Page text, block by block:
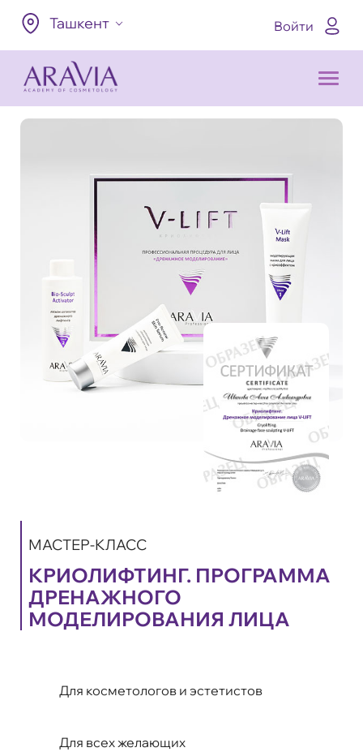
Ташкент Войти
МАСТЕР-КЛАСС
КРИОЛИФТИНГ. ПРОГРАММА
ДРЕНАЖНОГО
МОДЕЛИРОВАНИЯ ЛИЦА
Для косметологов и эстетистов
Для всех желающих